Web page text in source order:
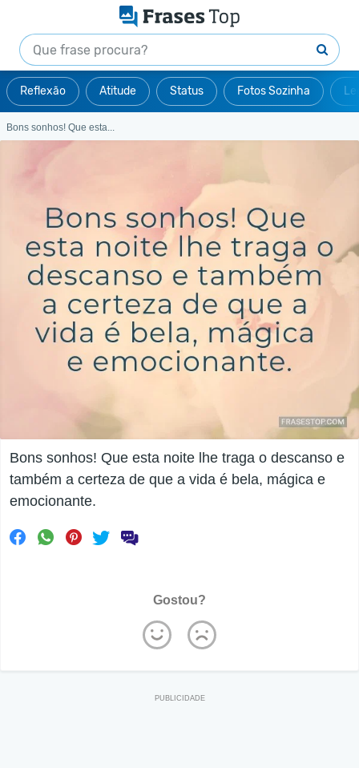
Reflexão Atitude Status Fotos Sozinha
Bons sonhos! Que esta...
Bons sonhos! Que esta noite lhe traga o descanso e
também a certeza de que a vida é bela, mágica e
emocionante.
Gostou?